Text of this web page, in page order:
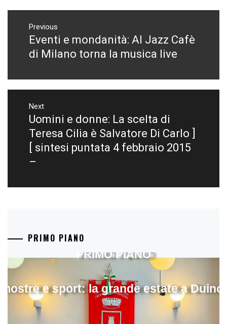
Navigazione
articoli
Previous
Previous
post:
Eventi e mondanità: Al Jazz Cafè
di Milano torna la musica live
Next
Next
post:
Uomini e donne: La scelta di
Teresa Cilia è Salvatore Di Carlo ]
[ sintesi puntata 4 febbraio 2015
–
PRIMO PIANO
e sport: la grande estate a
PRIMO PIANO